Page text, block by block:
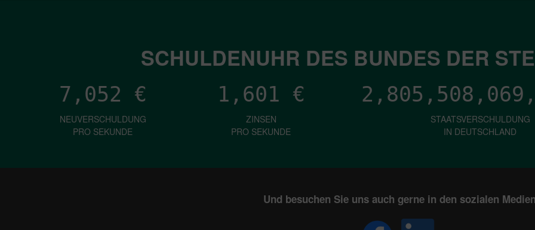
SCHULDENUHR DES BUNDES DER
7,052 €
NEUVERSCHULDUNG
PRO SEKUNDE
1,601 €
ZINSEN
PRO SEKUNDE
STAATSVERSCHULDUNG
IN DEUTSCHLAND
Und besuchen Sie uns auch gerne in den sozialen